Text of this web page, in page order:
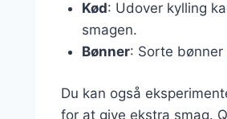
Kød: Udover kylling
smagen.
Bønner: Sorte
Du kan også
for at give ekstra smag.